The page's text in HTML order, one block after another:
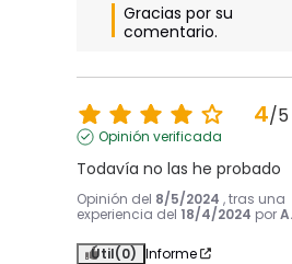
Gracias por su
comentario.
4/5
Opinión verificada
Todavía no las he probado
Opinión del 8/5/2024 , tras una
experiencia del 18/4/2024 por
Útil(0) Informe